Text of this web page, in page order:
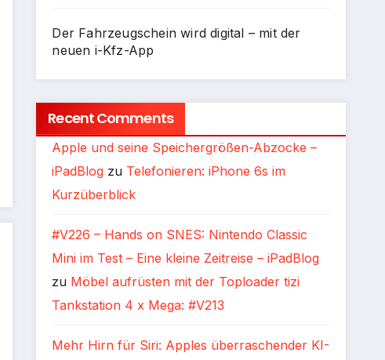
Der Fahrzeugschein wird digital – mit der
neuen i-Kfz-App
Recent Comments
Apple und seine Speichergrößen-Abzocke –
iPadBlog zu Telefonieren: iPhone 6s im
Kurzüberblick
#V226 – Hands on SNES: Nintendo Classic
Mini im Test – Eine kleine Zeitreise – iPadBlog
zu Möbel aufrüsten mit der Toploader tizi
Tankstation 4 x Mega: #V213
Mehr Hirn für Siri: Apples überraschender KI-